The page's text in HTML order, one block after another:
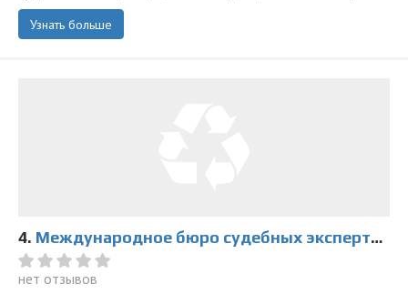
Узнать больше
4. Международное бюро судебных экспертиз, оценки и медиации на Красном
нет отзывов